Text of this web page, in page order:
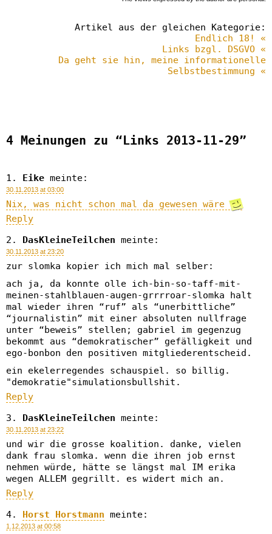
Artikel aus der gleichen Kategorie:
Endlich 18! «
Links bzgl. DSGVO «
Da geht sie hin, meine informationelle
Selbstbestimmung «
4 Meinungen zu “Links 2013-11-29”
Eike meinte:
30.11.2013 at 03:00
Nix, was nicht schon mal da gewesen wäre
Reply
DasKleineTeilchen meinte:
30.11.2013 at 23:20
zur slomka kopier ich mich mal selber:
ach ja, da konnte olle ich-bin-so-taff-mit-
meinen-stahlblauen-augen-grrrroar-slomka halt
mal wieder ihren “ruf” als “unerbittliche”
“journalistin” mit einer absoluten nullfrage
unter “beweis” stellen; gabriel im gegenzug
bekommt aus “demokratischer” gefälligkeit und
ego-bonbon den positiven mitgliederentscheid.
ein ekelerregendes schauspiel. so billig.
"demokratie"simulationsbullshit.
Reply
DasKleineTeilchen meinte:
30.11.2013 at 23:22
und wir die grosse koalition. danke, vielen
dank frau slomka. wenn die ihren job ernst
nehmen würde, hätte se längst mal IM erika
wegen ALLEM gegrillt. es widert mich an.
Reply
Horst Horstmann meinte:
1.12.2013 at 00:58